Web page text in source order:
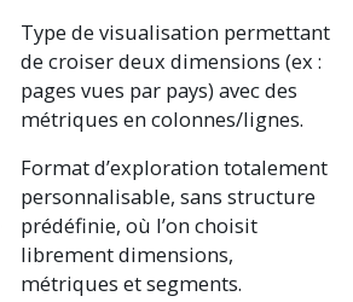
Type de visualisation permettant
de croiser deux dimensions (ex :
pages vues par pays) avec des
métriques en colonnes/lignes.
Format d’exploration totalement
personnalisable, sans structure
prédéfinie, où l’on choisit
librement dimensions,
métriques et segments.